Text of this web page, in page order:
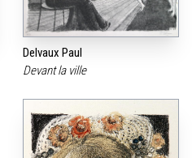
Delvaux Paul
Devant la ville